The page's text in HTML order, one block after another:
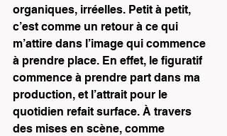
organiques, irréelles. Petit à petit,
c’est comme un retour à ce qui
m’attire dans l’image qui commence
à prendre place. En effet, le figuratif
commence à prendre part dans ma
production, et l’attrait pour le
quotidien refait surface. À travers
des mises en scène, comme